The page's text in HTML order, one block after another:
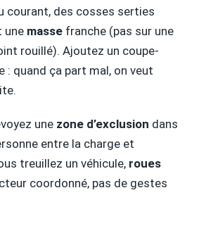
courant, des cosses serties
une masse franche (pas sur une
rouillé). Ajoutez un coupe-
: quand ça part mal, on veut
une zone d’exclusion dans
entre la charge et
treuillez un véhicule, roues
coordonné, pas de gestes